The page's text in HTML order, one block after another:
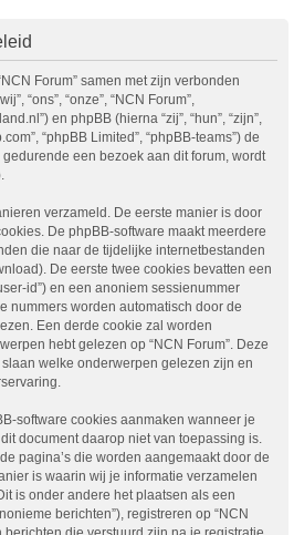
Forum” samen met zijn verbonden
“ons”, “onze”, “NCN Forum”,
en phpBB (hierna “zij”, “hun”, “zijn”,
“phpBB Limited”, “phpBB-teams”) de
een bezoek aan dit forum, wordt
verzameld. De eerste manier is door
De phpBB-software maakt meerdere
die naar de tijdelijke internetbestanden
De eerste twee cookies bevatten een
id”) en een anoniem sessienummer
nummers worden automatisch door de
Een derde cookie zal worden
hebt gelezen op “NCN Forum”. Deze
welke onderwerpen gelezen zijn en
software cookies aanmaken wanneer je
document daarop niet van toepassing is.
pagina’s die worden aangemaakt door de
is waarin wij je informatie verzamelen
is onder andere het plaatsen als een
berichten”), registreren op “NCN